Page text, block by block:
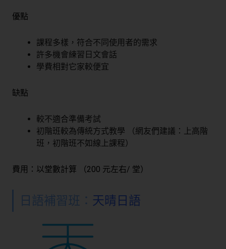
優點
課程多樣，符合不同使用者的需求
許多機會練習日文會話
學費相對它家較便宜
缺點
較不適合準備考試
初階班較為傳統方式教學 （網友們建議：上高階
班，初階班不如線上課程）
費用：以堂數計算 （200 元左右/ 堂）
日語補習班： 天晴日語